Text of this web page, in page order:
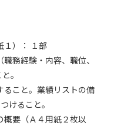
）： １部
務経験・内容、職位、
。
こと。業績リストの備
けること。
要（Ａ４用紙２枚以